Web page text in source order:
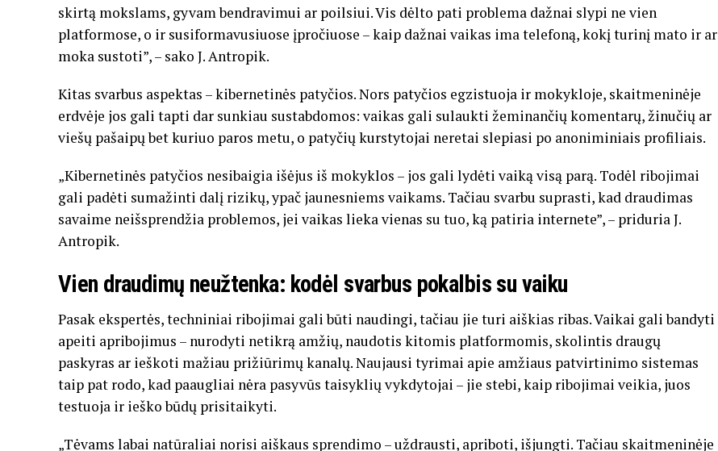
skirtą mokslams, gyvam bendravimui ar poilsiui. Vis dėlto pati problema dažnai slypi ne vien
platformose, o ir susiformavusiuose įpročiuose – kaip dažnai vaikas ima telefoną, kokį turinį mato ir ar
moka sustoti”, – sako J. Antropik.
Kitas svarbus aspektas – kibernetinės patyčios. Nors patyčios egzistuoja ir mokykloje, skaitmeninėje
erdvėje jos gali tapti dar sunkiau sustabdomos: vaikas gali sulaukti žeminančių komentarų, žinučių ar
viešų pašaipų bet kuriuo paros metu, o patyčių kurstytojai neretai slepiasi po anoniminiais profiliais.
„Kibernetinės patyčios nesibaigia išėjus iš mokyklos – jos gali lydėti vaiką visą parą. Todėl ribojimai
gali padėti sumažinti dalį rizikų, ypač jaunesniems vaikams. Tačiau svarbu suprasti, kad draudimas
savaime neišsprendžia problemos, jei vaikas lieka vienas su tuo, ką patiria internete”, – priduria J.
Antropik.
Vien draudimų neužtenka: kodėl svarbus pokalbis su vaiku
Pasak ekspertės, techniniai ribojimai gali būti naudingi, tačiau jie turi aiškias ribas. Vaikai gali bandyti
apeiti apribojimus – nurodyti netikrą amžių, naudotis kitomis platformomis, skolintis draugų
paskyras ar ieškoti mažiau prižiūrimų kanalų. Naujausi tyrimai apie amžiaus patvirtinimo sistemas
taip pat rodo, kad paaugliai nėra pasyvūs taisyklių vykdytojai – jie stebi, kaip ribojimai veikia, juos
testuoja ir ieško būdų prisitaikyti.
„Tėvams labai natūraliai norisi aiškaus sprendimo – uždrausti, apriboti, išjungti. Tačiau skaitmeninėje